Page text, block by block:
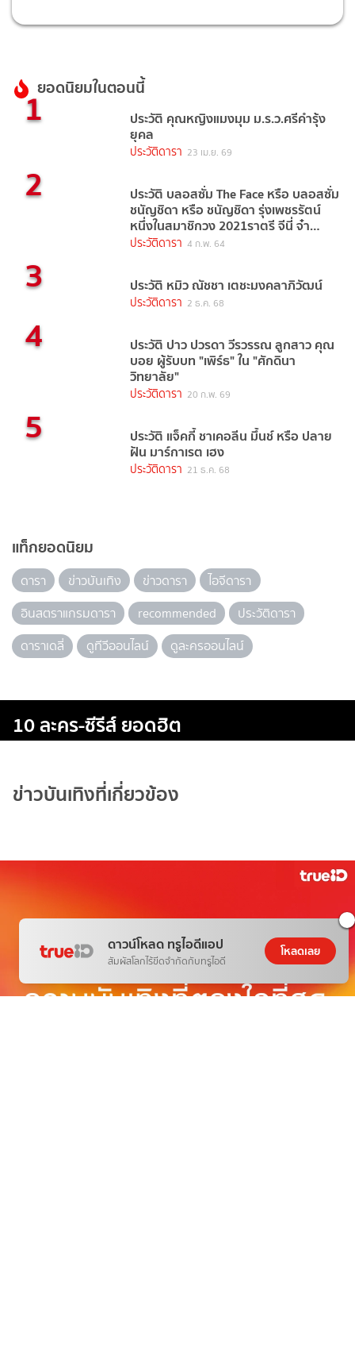
ยอดนิยมในตอนนี้
1 ประวัติ คุณหญิงแมงมุม ม.ร.ว.ศรีคำรุ้ง
ยุคล
ประวัติดารา 23 เม.ย. 69
2 ประวัติ บลอสซั่ม The Face หรือ บลอสซั่ม
ชนัญชิดา หรือ ชนัญชิดา รุ่งเพชรรัตน์
หนึ่งในสมาชิกวง 2021ราตรี จีนี่ จ๋า
(2021)
ประวัติดารา 4 ก.พ. 64
3 ประวัติ หมิว ณัชชา เตชะมงคลาภิวัฒน์
ประวัติดารา 2 ธ.ค. 68
4 ประวัติ ปาว ปวรดา วีรวรรณ ลูกสาว คุณ
บอย ผู้รับบท "เพิร์ธ" ใน "ศักดินา
วิทยาลัย"
ประวัติดารา 20 ก.พ. 69
5 ประวัติ แจ็คกี้ ชาเคอลีน มึ้นช์ หรือ ปลาย
ฝัน มาร์กาเรต เฮง
ประวัติดารา 21 ธ.ค. 68
แท็กยอดนิยม
ดารา ข่าวบันเทิง ข่าวดารา
ไอจีดารา
อินสตราแกรมดารา
recommended
ประวัติดารา
ดาราเดลี่
ดูทีวีออนไลน์ ดูละครออนไลน์
10 ละคร-ซีรีส์ ยอดฮิต
ข่าวบันเทิงที่เกี่ยวข้อง
ดาวน์โหลด ทรูไอดีแอป
สัมผัสโลกไร้ขีดจำกัดกับทรูไอดี
โหลดเลย